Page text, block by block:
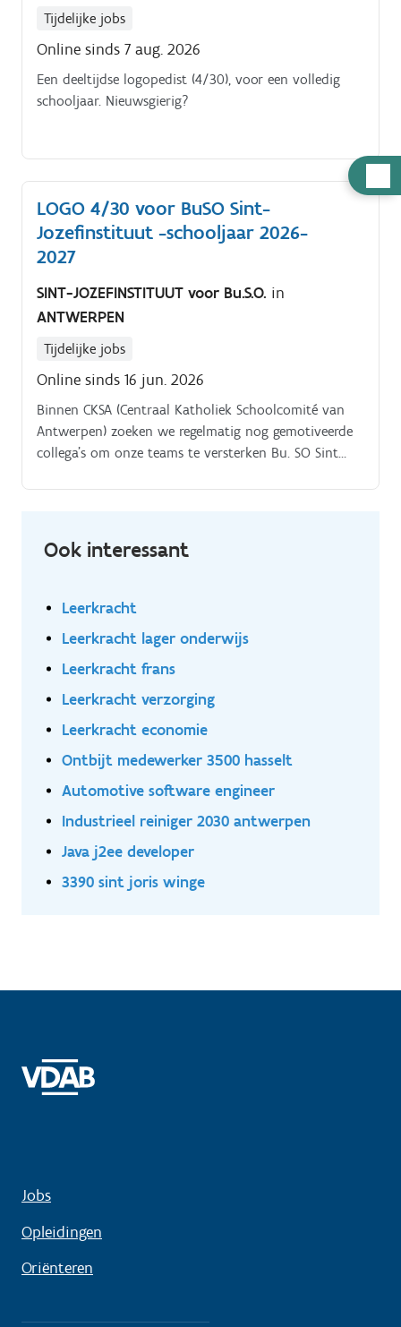
in onze Bu. SO school werk je met jongeren tussen 13
en 21 jaar oud.
Tijdelijke jobs
Online sinds 7 aug. 2026
Een deeltijdse logopedist (4/30), voor een volledig
schooljaar. Nieuwsgierig?
LOGO 4/30 voor BuSO Sint-
Jozefinstituut -schooljaar 2026-
2027
SINT-JOZEFINSTITUUT voor Bu.S.O. in
ANTWERPEN
Tijdelijke jobs
Online sinds 16 jun. 2026
Binnen CKSA (Centraal Katholiek Schoolcomité van
Antwerpen) zoeken we regelmatig nog gemotiveerde
collega’s om onze teams te versterken Bu. SO Sint
Ook interessant
Leerkracht
Leerkracht lager onderwijs
Leerkracht frans
Leerkracht verzorging
Leerkracht economie
Ontbijt medewerker 3500 hasselt
Automotive software engineer
Industrieel reiniger 2030 antwerpen
Java j2ee developer
3390 sint joris winge
Jobs
Opleidingen
Oriënteren